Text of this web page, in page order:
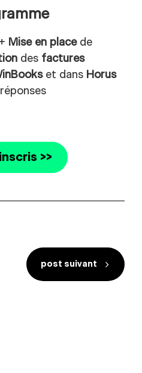
+ Mise en placede
des factures
et dans Horus
>>
post suivant